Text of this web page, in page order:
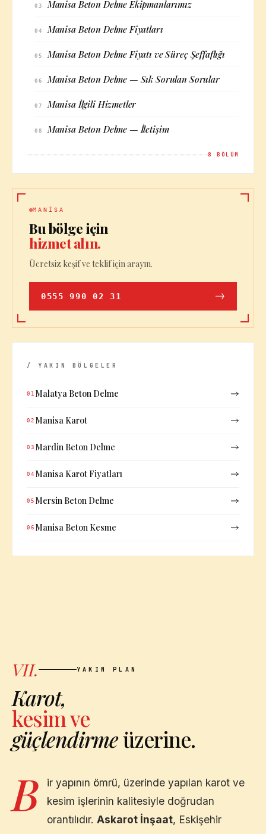
03 Manisa Beton Delme Ekipmanlarımız
04 Manisa Beton Delme Fiyatları
05 Manisa Beton Delme Fiyatı ve Süreç Şeffaflığı
06 Manisa Beton Delme — Sık Sorulan Sorular
07 Manisa İlgili Hizmetler
08 Manisa Beton Delme — İletişim
8 BÖLÜM
MANISA
Bu bölge için
hizmet alın.
Ücretsiz keşif ve teklif için arayın.
0555 990 02 31
/ YAKIN BÖLGELER
01 Malatya Beton Delme
02 Manisa Karot
03 Mardin Beton Delme
04 Manisa Karot Fiyatları
05 Mersin Beton Delme
06 Manisa Beton Kesme
VII. YAKIN PLAN
Karot,
kesim ve
güçlendirmeüzerine.
B
ir yapının ömrü, üzerinde yapılan karot ve
kesim işlerinin kalitesiyle doğrudan
orantılıdır. Askarot İnşaat, Eskişehir